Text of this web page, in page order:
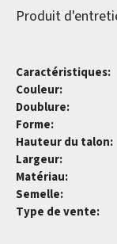
Produit
Caractéristiques:
Couleur:
Doublure:
Forme:
Hauteur du talon:
Largeur:
Matériau:
Semelle:
Type de vente: